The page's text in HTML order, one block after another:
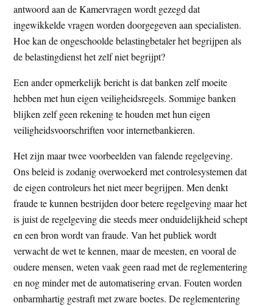
antwoord aan de Kamervragen wordt gezegd dat
ingewikkelde vragen worden doorgegeven aan specialisten.
Hoe kan de ongeschoolde belastingbetaler het begrijpen als
de belastingdienst het zelf niet begrijpt?
Een ander opmerkelijk bericht is dat banken zelf moeite
hebben met hun eigen veiligheidsregels. Sommige banken
blijken zelf geen rekening te houden met hun eigen
veiligheidsvoorschriften voor internetbankieren.
Het zijn maar twee voorbeelden van falende regelgeving.
Ons beleid is zodanig overwoekerd met controlesystemen dat
de eigen controleurs het niet meer begrijpen. Men denkt
fraude te kunnen bestrijden door betere regelgeving maar het
is juist de regelgeving die steeds meer onduidelijkheid schept
en een bron wordt van fraude. Van het publiek wordt
verwacht de wet te kennen, maar de meesten, en vooral de
oudere mensen, weten vaak geen raad met de reglementering
en nog minder met de automatisering ervan. Fouten worden
onbarmhartig gestraft met zware boetes. De reglementering